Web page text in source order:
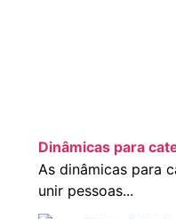
Dinâmicas para
As dinâmicas para
unir pessoas...